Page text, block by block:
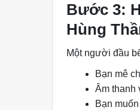
Bước 3:
Hùng
Một người đầu
Bạn mê
Âm thanh
Bạn